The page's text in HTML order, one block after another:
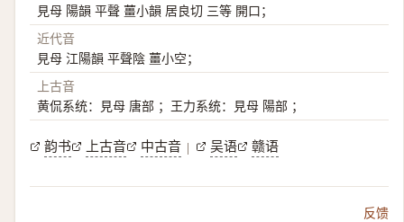
見母 陽韻 平聲 薑小韻 居良切 三等 開口；
近代音
見母 江陽韻 平聲陰 薑小空；
上古音
黄侃系统：見母 唐部 ；王力系统：見母 陽部 ；
韵书 上古音 中古音 | 吴语 赣语
反馈